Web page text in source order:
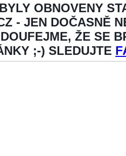
OBNOVENY
- JEN DOČASNĚ
ŽE SE
;-) SLEDUJTE